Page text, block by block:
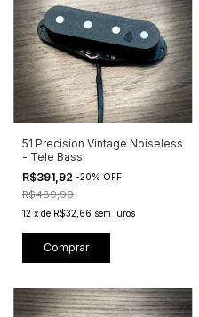
51 Precision Vintage Noiseless
- Tele Bass
R$391,92 -20% OFF
R$489,90
12 x de R$32,66 sem juros